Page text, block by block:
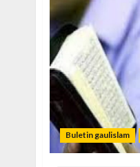
Buletin gaulislam